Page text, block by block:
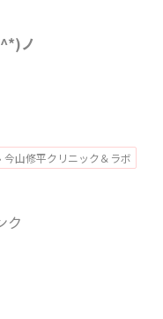
ノ
今山修平クリニック＆ラボ
ク